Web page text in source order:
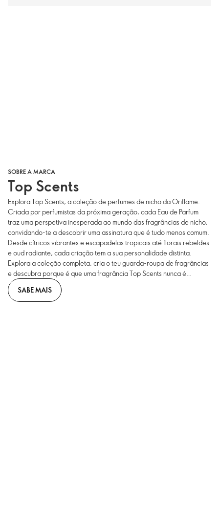
SOBRE A MARCA
Top Scents
Explora Top Scents, a coleção de perfumes de nicho da Oriflame.
Criada por perfumistas da próxima geração, cada Eau de Parfum
traz uma perspetiva inesperada ao mundo das fragrâncias de nicho,
convidando-te a descobrir uma assinatura que é tudo menos comum.
Desde cítricos vibrantes e escapadelas tropicais até florais rebeldes
e oud radiante, cada criação tem a sua personalidade distinta.
Explora a coleção completa, cria o teu guarda-roupa de fragrâncias
e descubra porque é que uma fragrância Top Scents nunca é
suficiente.
SABE MAIS